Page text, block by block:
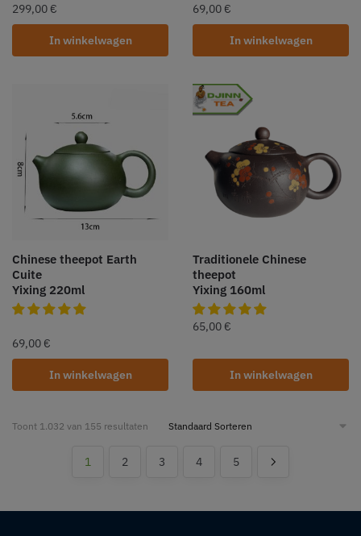
299,00 €
In winkelwagen
69,00 €
In winkelwagen
Chinese theepot Earth
Cuite
Yixing 220ml
69,00 €
In winkelwagen
Traditionele Chinese
theepot
Yixing 160ml
65,00 €
In winkelwagen
Toont 1.032 van 155 resultaten
1 2 3 4 5